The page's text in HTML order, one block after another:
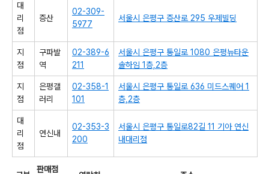
대
리
점
증산
02-309-
5977
서울시 은평구 증산로 295 우제빌딩
지
점
구파발
역
02-389-6
211
서울시 은평구 통일로 1080 은평뉴타운
솔하임 1층,2층
지
점
은평갤
러리
02-358-1
101
서울시 은평구 통일로 636 미드스퀘어 1
층,2층
대
리
점
연신내
02-353-3
200
서울시 은평구 통일로82길 11 기아 연신
내대리점
판매점